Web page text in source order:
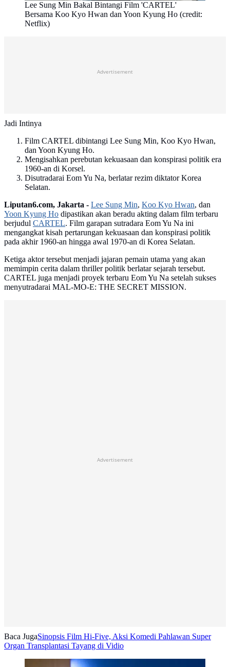
Lee Sung Min Bakal Bintangi Film 'CARTEL'
Bersama Koo Kyo Hwan dan Yoon Kyung Ho (credit:
Netflix)
Advertisement
Jadi Intinya
Film CARTEL dibintangi Lee Sung Min, Koo Kyo Hwan,
dan Yoon Kyung Ho.
Mengisahkan perebutan kekuasaan dan konspirasi politik era
1960-an di Korsel.
Disutradarai Eom Yu Na, berlatar rezim diktator Korea
Selatan.
Liputan6.com, Jakarta - Lee Sung Min, Koo Kyo Hwan, dan
Yoon Kyung Ho dipastikan akan beradu akting dalam film terbaru
berjudul CARTEL. Film garapan sutradara Eom Yu Na ini
mengangkat kisah pertarungan kekuasaan dan konspirasi politik
pada akhir 1960-an hingga awal 1970-an di Korea Selatan.
Ketiga aktor tersebut menjadi jajaran pemain utama yang akan
memimpin cerita dalam thriller politik berlatar sejarah tersebut.
CARTEL juga menjadi proyek terbaru Eom Yu Na setelah sukses
menyutradarai MAL-MO-E: THE SECRET MISSION.
Advertisement
Baca JugaSinopsis Film Hi-Five, Aksi Komedi Pahlawan Super
Organ Transplantasi Tayang di Vidio